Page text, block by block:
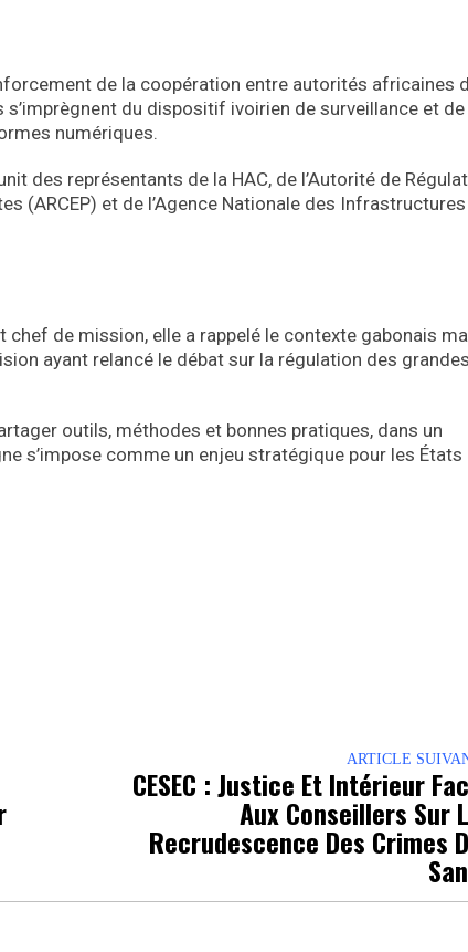
de la coopération entre autorités africaines
du dispositif ivoirien de surveillance et de
numériques.
des représentants de la HAC, de l’Autorité de
(ARCEP) et de l’Agence Nationale des Infrastructures
chef de mission, elle a rappelé le contexte gabonais
ayant relancé le débat sur la régulation des grandes
outils, méthodes et bonnes pratiques, dans un
s’impose comme un enjeu stratégique pour les États
ARTICLE
CESEC : Justice Et Intérieur
Aux Conseillers Sur
Recrudescence Des Crimes